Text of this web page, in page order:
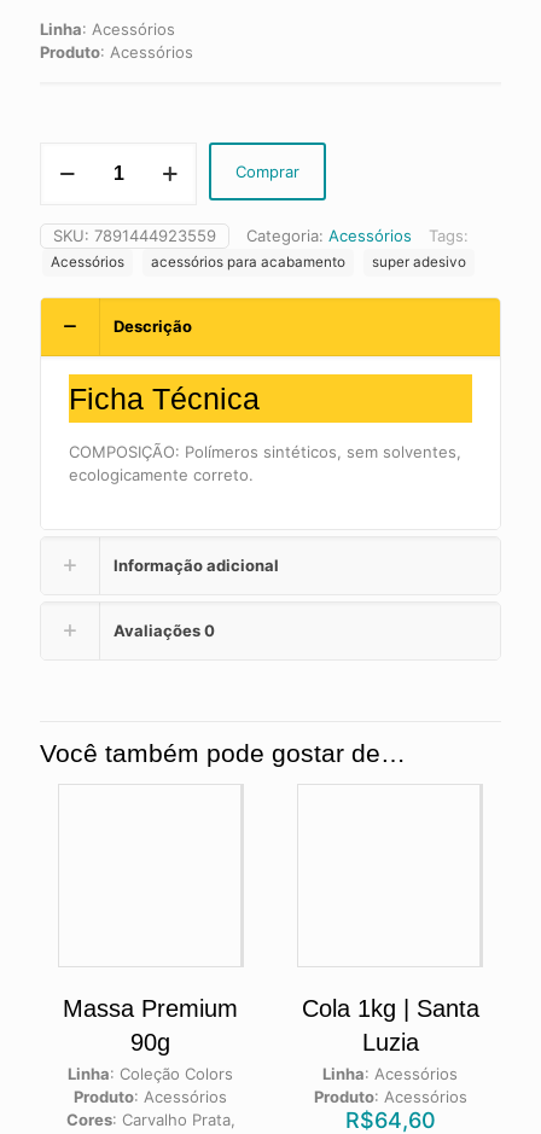
Linha: Acessórios
Produto: Acessórios
Adesivo
Luzia
quantidade
Comprar
SKU: 7891444923559 Categoria: Acessórios Tags:
Acessórios acessórios para acabamento super adesivo
Descrição
Ficha Técnica
COMPOSIÇÃO: Polímeros sintéticos, sem solventes,
ecologicamente correto.
Informação adicional
Avaliações0
Você também pode gostar de…
Massa Premium
90g
Linha:Coleção Colors
Produto: Acessórios
Cores: Carvalho Prata,
Cola 1kg | Santa
Luzia
Linha: Acessórios
Produto: Acessórios
R$64,60